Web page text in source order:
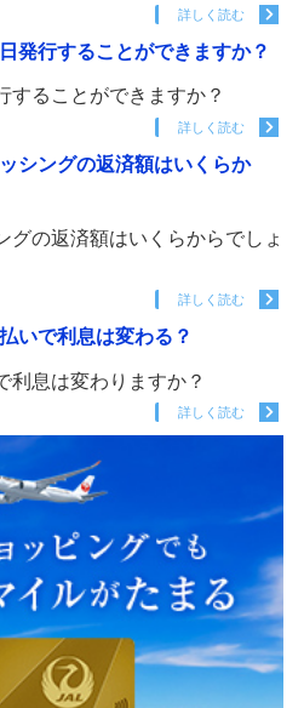
詳しく読む
発行することができますか？
することができますか？
詳しく読む
シングの返済額はいくらか
グの返済額はいくらからでしょ
詳しく読む
いで利息は変わる？
利息は変わりますか？
詳しく読む